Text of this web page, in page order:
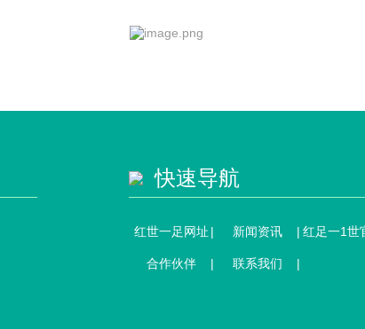
快速导航
红世一足网址 新闻资讯 红足一1世
合作伙伴 联系我们